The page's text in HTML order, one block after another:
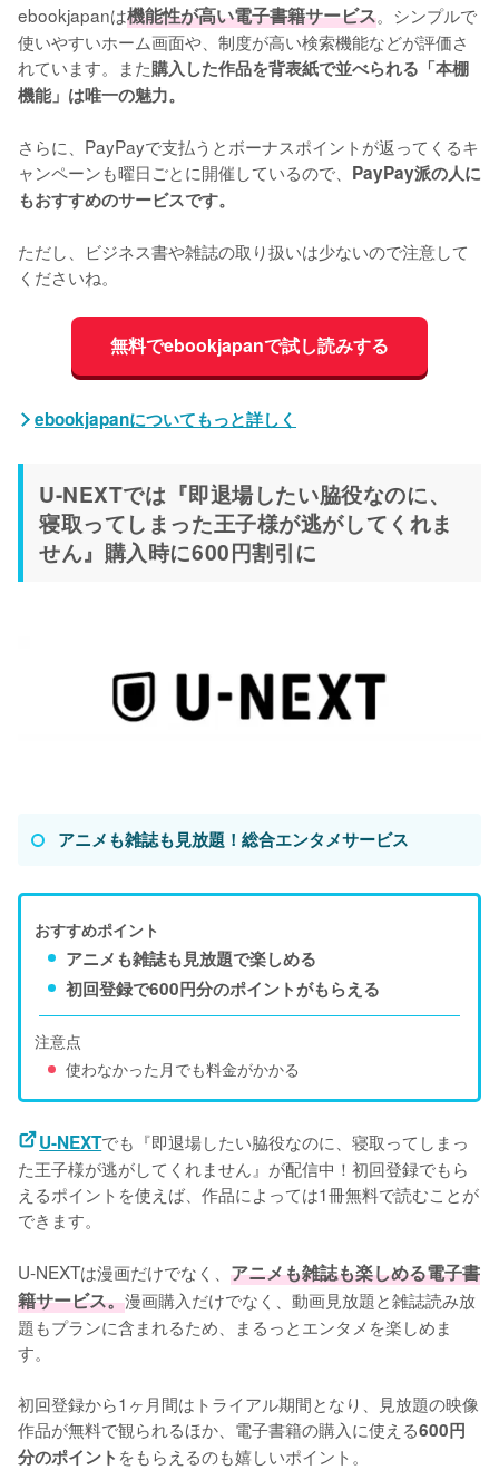
ebookjapanは機能性が高い電子書籍サービス。シンプルで
使いやすいホーム画面や、制度が高い検索機能などが評価さ
れています。また購入した作品を背表紙で並べられる「本棚
機能」は唯一の魅力。
さらに、PayPayで支払うとボーナスポイントが返ってくるキ
ャンペーンも曜日ごとに開催しているので、 PayPay派の人に
もおすすめのサービスです。
ただし、ビジネス書や雑誌の取り扱いは少ないので注意して
くださいね。
無料でebookjapanで試し読みする
ebookjapanについてもっと詳しく
U-NEXTでは『即退場したい脇役なのに、
寝取ってしまった王子様が逃がしてくれま
せん』購入時に600円割引に
アニメも雑誌も見放題！総合エンタメサービス
おすすめポイント
アニメも雑誌も見放題で楽しめる
初回登録で600円分のポイントがもらえる
注意点
使わなかった月でも料金がかかる
U-NEXTでも『即退場したい脇役なのに、寝取ってしまっ
た王子様が逃がしてくれません』が配信中！初回登録でもら
えるポイントを使えば、作品によっては1冊無料で読むことが
できます。
U-NEXTは漫画だけでなく、 アニメも雑誌も楽しめる電子書
籍サービス。漫画購入だけでなく、動画見放題と雑誌読み放
題もプランに含まれるため、まるっとエンタメを楽しめま
す。
初回登録から1ヶ月間はトライアル期間となり、見放題の映像
作品が無料で観られるほか、電子書籍の購入に使える600円
分のポイント をもらえるのも嬉しいポイント。